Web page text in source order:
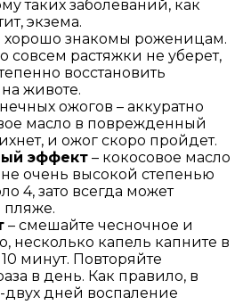
таких заболеваний, как
экзема.
хорошо знакомы роженицам.
совсем растяжки не уберет,
восстановить
животе.
ожогов – аккуратно
масло в поврежденный
и ожог скоро пройдет.
эффект – кокосовое масло
не очень высокой степенью
4, зато всегда может
пляже.
– смешайте чесночное и
несколько капель капните в
10 минут. Повторяйте
в день. Как правило, в
двух дней воспаление